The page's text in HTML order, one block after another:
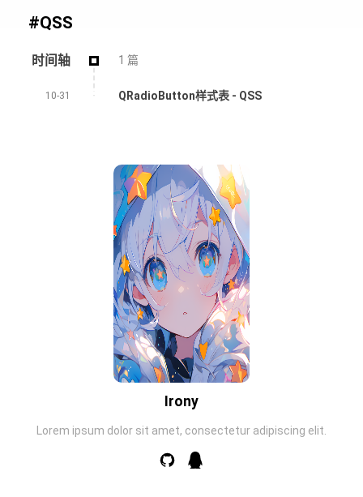
Irony
Lorem ipsum dolor sit amet, consectetur adipiscing elit.
#QSS
时间轴 1 篇
10-31 QRadioButton样式表 - QSS